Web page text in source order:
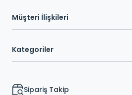
Müşteri İlişkileri
Kategoriler
Sipariş Takip